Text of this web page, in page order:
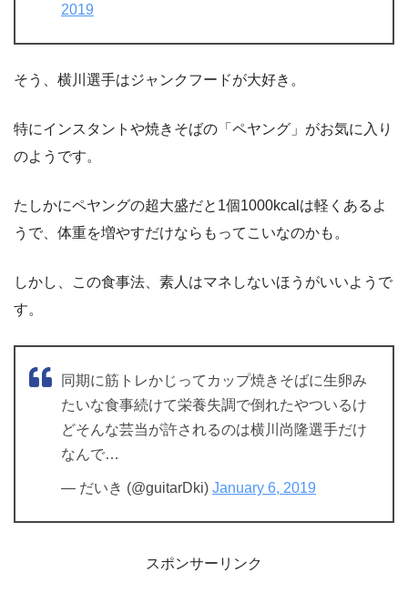
2019
そう、横川選手はジャンクフードが大好き。
特にインスタントや焼きそばの「ペヤング」がお気に入り
のようです。
たしかにペヤングの超大盛だと1個1000kcalは軽くあるよ
うで、体重を増やすだけならもってこいなのかも。
しかし、この食事法、素人はマネしないほうがいいようで
す。
同期に筋トレかじってカップ焼きそばに生卵み
たいな食事続けて栄養失調で倒れたやついるけ
どそんな芸当が許されるのは横川尚隆選手だけ
なんで…
— だいき (@guitarDki) January 6, 2019
スポンサーリンク